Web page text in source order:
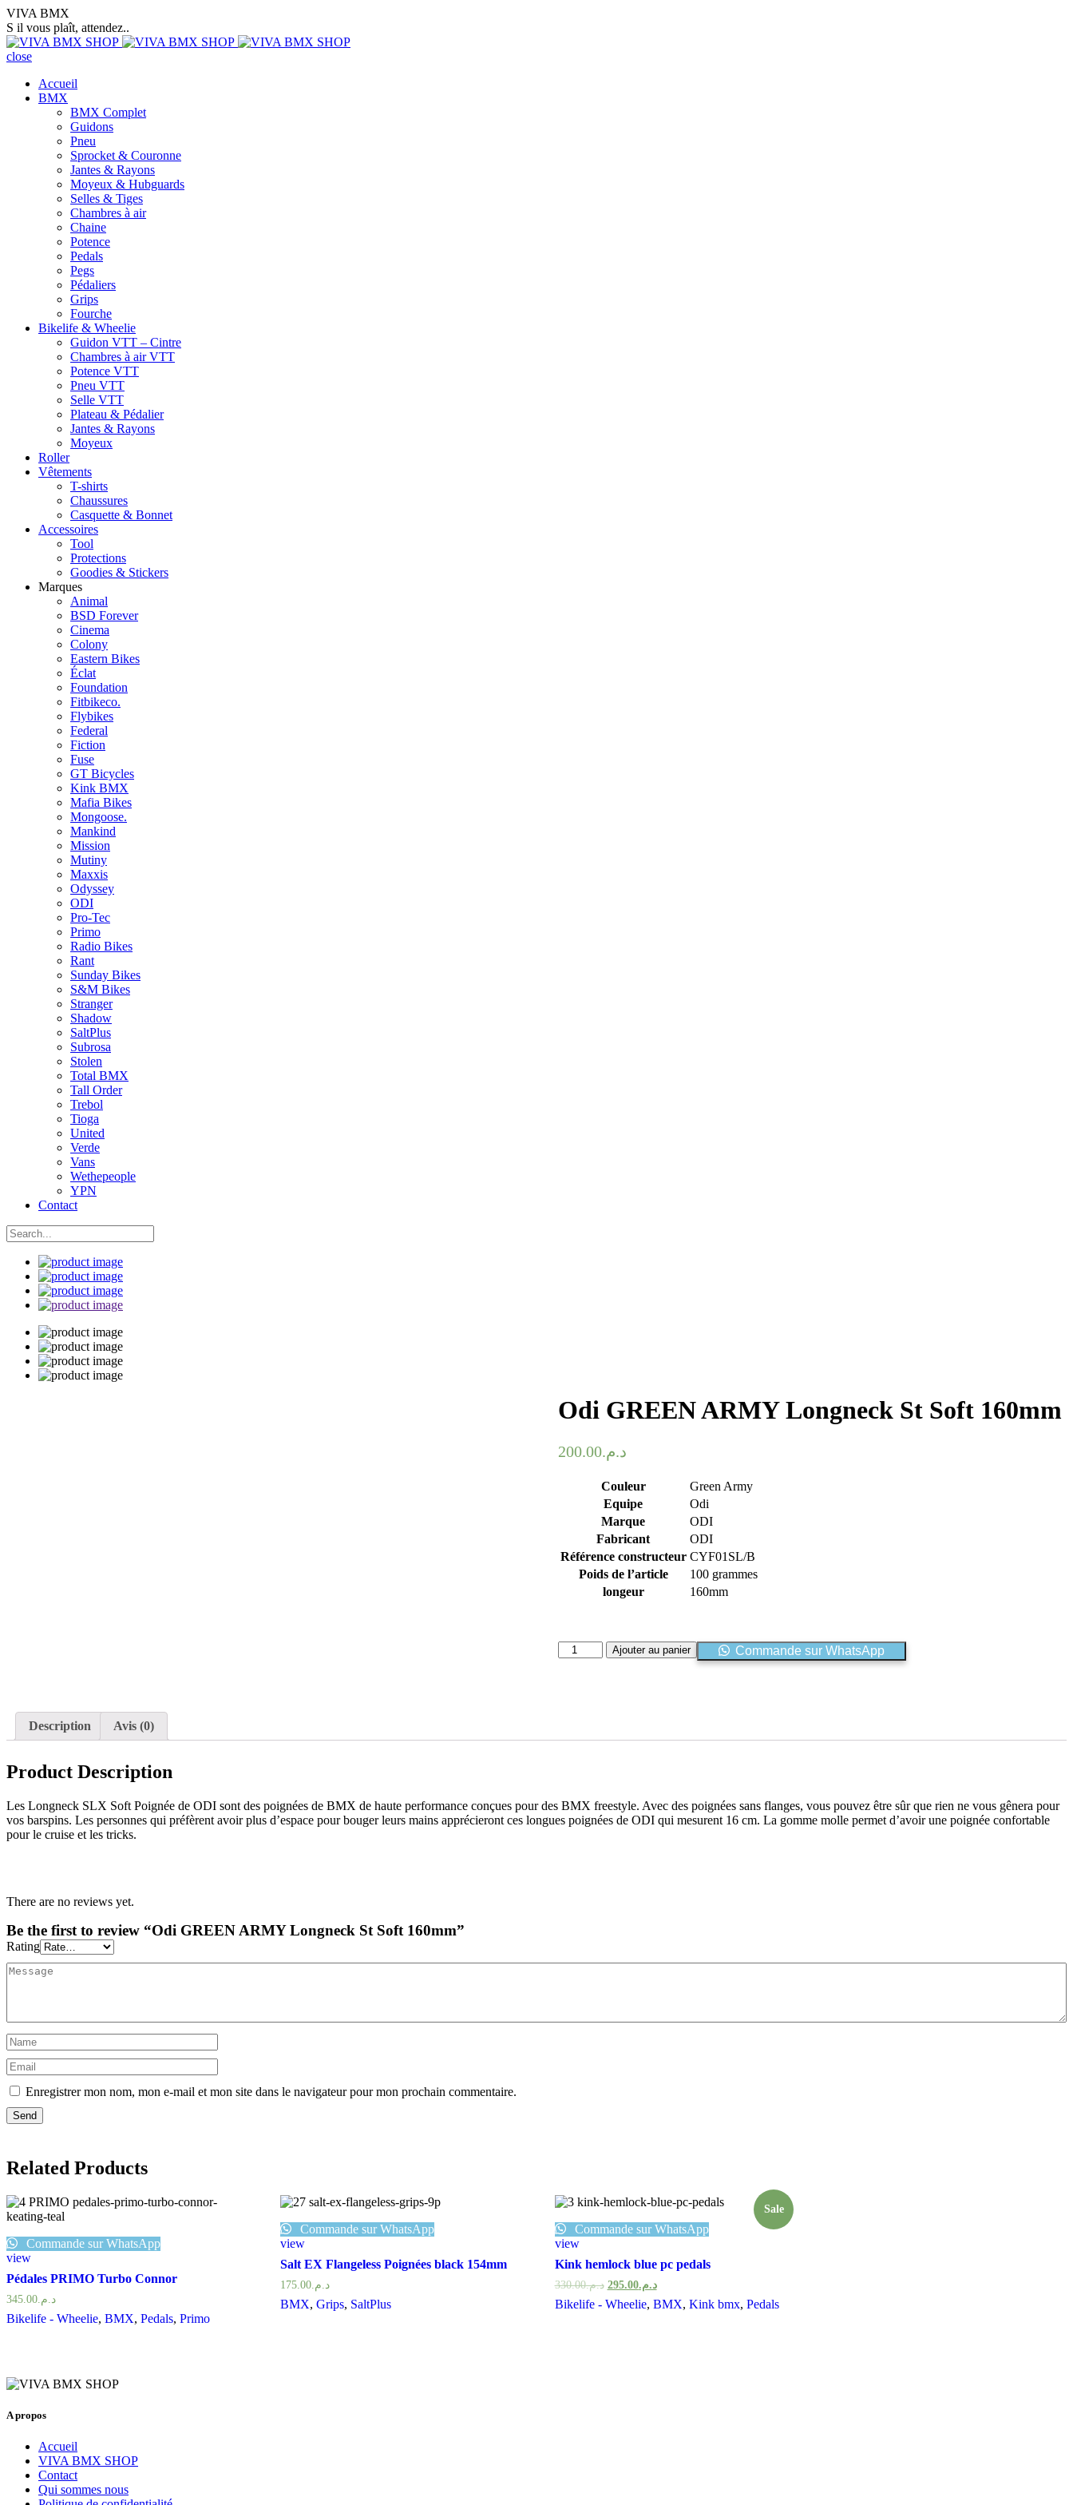
VIVA BMX
S il vous plaît, attendez..
close
Accueil
BMX
BMX Complet
Guidons
Pneu
Sprocket & Couronne
Jantes & Rayons
Moyeux & Hubguards
Selles & Tiges
Chambres à air
Chaine
Potence
Pedals
Pegs
Pédaliers
Grips
Fourche
Bikelife & Wheelie
Guidon VTT – Cintre
Chambres à air VTT
Potence VTT
Pneu VTT
Selle VTT
Plateau & Pédalier
Jantes & Rayons
Moyeux
Roller
Vêtements
T-shirts
Chaussures
Casquette & Bonnet
Accessoires
Tool
Protections
Goodies & Stickers
Marques
Animal
BSD Forever
Cinema
Colony
Eastern Bikes
Éclat
Foundation
Fitbikeco.
Flybikes
Federal
Fiction
Fuse
GT Bicycles
Kink BMX
Mafia Bikes
Mongoose.
Mankind
Mission
Mutiny
Maxxis
Odyssey
ODI
Pro-Tec
Primo
Radio Bikes
Rant
Sunday Bikes
S&M Bikes
Stranger
Shadow
SaltPlus
Subrosa
Stolen
Total BMX
Tall Order
Trebol
Tioga
United
Verde
Vans
Wethepeople
YPN
Contact
Odi GREEN ARMY Longneck St Soft 160mm
د.م.200.00
Couleur
Green Army
Equipe
‎Odi
Marque
‎ODI
Fabricant
‎ODI
Référence constructeur ‎CYF01SL/B
Poids de l’article
‎100 grammes
longeur
160mm
Ajouter au panier Commande sur WhatsApp
Description Avis (0)
Product Description
Les Longneck SLX Soft Poignée de ODI sont des poignées de BMX de haute performance conçues pour des BMX freestyle. Avec des poignées sans flanges, vous pouvez être sûr que rien ne vous gênera pour
vos barspins. Les personnes qui préfèrent avoir plus d’espace pour bouger leurs mains apprécieront ces longues poignées de ODI qui mesurent 16 cm. La gomme molle permet d’avoir une poignée confortable
pour le cruise et les tricks.
There are no reviews yet.
Be the first to review “Odi GREEN ARMY Longneck St Soft 160mm”
Rating
Enregistrer mon nom, mon e-mail et mon site dans le navigateur pour mon prochain commentaire.
Related Products
Commande sur WhatsApp
view
Pédales PRIMO Turbo Connor
د.م.345.00
Bikelife - Wheelie, BMX, Pedals, Primo
Commande sur WhatsApp
view
Salt EX Flangeless Poignées black 154mm
د.م.175.00
BMX,Grips, SaltPlus
Sale
Commande sur WhatsApp
view
Kink hemlock blue pc pedals
د.م.330.00 د.م.295.00
Bikelife - Wheelie, BMX, Kink bmx, Pedals
A propos
Accueil
VIVA BMX SHOP
Contact
Qui sommes nous